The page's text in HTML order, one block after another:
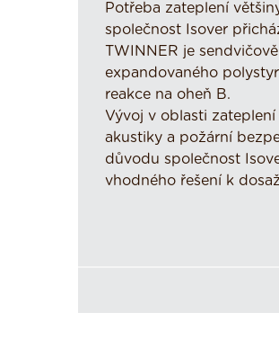
Potřeba zateplení
společnost Isover
TWINNER je
expandovaného
reakce na oheň B.
Vývoj v oblasti
akustiky a požární
důvodu společnost
vhodného řešení k